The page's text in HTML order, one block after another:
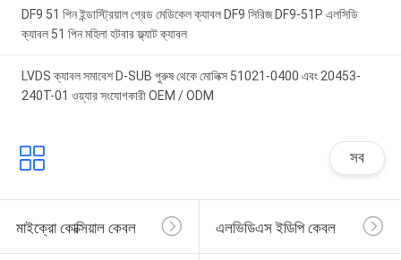
DF9 51 পিন ইন্ডাস্ট্রিয়াল গ্রেড মেডিকেল ক্যাবল DF9 সিরিজ DF9-51P এলসিডি
ক্যাবল 51 পিন মহিলা হটবার ফ্ল্যাট ক্যাবল
LVDS ক্যাবল সমাবেশ D-SUB পুরুষ থেকে মোলিক্স 51021-0400 এবং 20453-
240T-01 ওয়্যার সংযোগকারী OEM / ODM
সব
মাইক্রো কোক্সিয়াল কেবল এলভিডিএস ইডিপি কেবল